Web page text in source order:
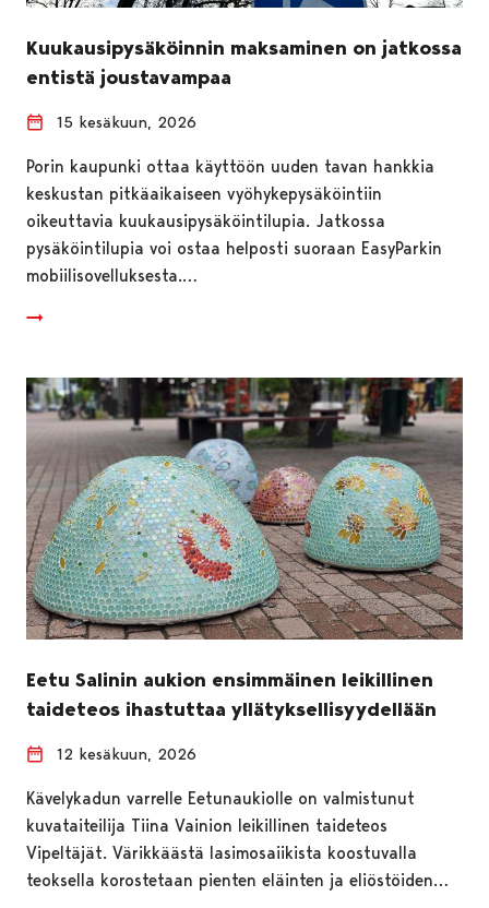
Kuukausipysäköinnin maksaminen on jatkossa
entistä joustavampaa
15 kesäkuun, 2026
Porin kaupunki ottaa käyttöön uuden tavan hankkia
keskustan pitkäaikaiseen vyöhykepysäköintiin
oikeuttavia kuukausipysäköintilupia. Jatkossa
pysäköintilupia voi ostaa helposti suoraan EasyParkin
mobiilisovelluksesta.…
Eetu Salinin aukion ensimmäinen leikillinen
taideteos ihastuttaa yllätyksellisyydellään
12 kesäkuun, 2026
Kävelykadun varrelle Eetunaukiolle on valmistunut
kuvataiteilija Tiina Vainion leikillinen taideteos
Vipeltäjät. Värikkäästä lasimosaiikista koostuvalla
teoksella korostetaan pienten eläinten ja eliöstöiden…